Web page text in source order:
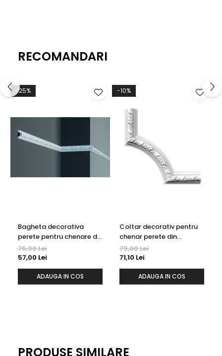
RECOMANDARI
-25%
Bagheta decorativa
perete pentru chenare din
poliuretan 4 x 2.5 cm -
CR710
76,00 Lei
57,00 Lei
ADAUGA IN COS
-10%
Coltar decorativ pentru
chenar perete din
poliuretan 23 x 23 cm -
CR710A
79,00 Lei
71,10 Lei
ADAUGA IN COS
PRODUSE SIMILARE